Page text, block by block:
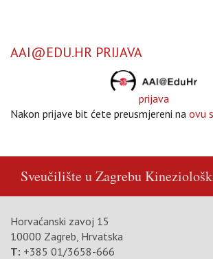
AAI@EDU.HR PRIJAVA
prijava
Nakon prijave bit ćete preusmjereni na ovu
Sveučilište u Zagrebu
Horvaćanski zavoj 15
10000 Zagreb, Hrvatska
T: +385 01/3658-666